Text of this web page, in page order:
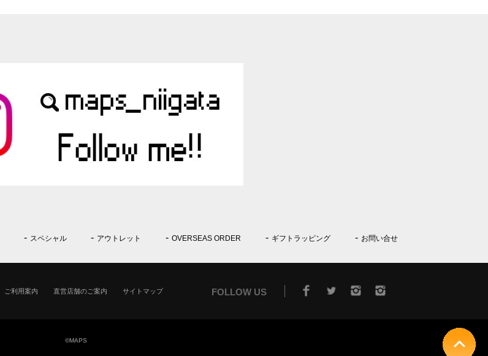
スペシャル アウトレット OVERSEAS ORDER ギフトラッピング お問い合せ
ご利用案内 直営店舗のご案内 サイトマップ FOLLOW US
©MAPS